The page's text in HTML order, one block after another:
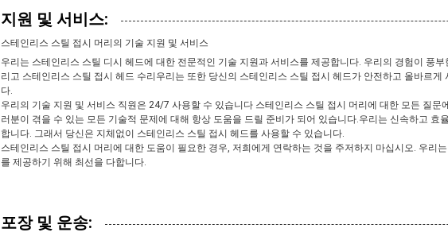
지원 및 서비스:
스테인리스 스틸 접시 머리의 기술 지원 및 서비스
우리는 스테인리스 스틸 디시 헤드에 대한 전문적인 기술 지원과 서비스를 제공합니다. 우리의 경험이 풍
리고 스테인리스 스틸 접시 헤드 수리우리는 또한 당신의 스테인리스 스틸 접시 헤드가 안전하고 올바르게
다.
우리의 기술 지원 및 서비스 직원은 24/7 사용할 수 있습니다 스테인리스 스틸 접시 머리에 대한 모든 질문
러분이 겪을 수 있는 모든 기술적 문제에 대해 항상 도움을 드릴 준비가 되어 있습니다.우리는 신속하고 효
합니다. 그래서 당신은 지체없이 스테인리스 스틸 접시 헤드를 사용할 수 있습니다.
스테인리스 스틸 접시 머리에 대한 도움이 필요한 경우, 저희에게 연락하는 것을 주저하지 마십시오. 우리
를 제공하기 위해 최선을 다합니다.
포장 및 운송: